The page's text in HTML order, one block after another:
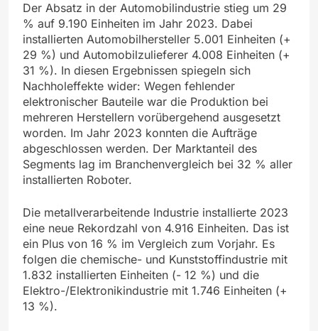
Der Absatz in der Automobilindustrie stieg um 29
% auf 9.190 Einheiten im Jahr 2023. Dabei
installierten Automobilhersteller 5.001 Einheiten (+
29 %) und Automobilzulieferer 4.008 Einheiten (+
31 %). In diesen Ergebnissen spiegeln sich
Nachholeffekte wider: Wegen fehlender
elektronischer Bauteile war die Produktion bei
mehreren Herstellern vorübergehend ausgesetzt
worden. Im Jahr 2023 konnten die Aufträge
abgeschlossen werden. Der Marktanteil des
Segments lag im Branchenvergleich bei 32 % aller
installierten Roboter.
Die metallverarbeitende Industrie installierte 2023
eine neue Rekordzahl von 4.916 Einheiten. Das ist
ein Plus von 16 % im Vergleich zum Vorjahr. Es
folgen die chemische- und Kunststoffindustrie mit
1.832 installierten Einheiten (- 12 %) und die
Elektro-/Elektronikindustrie mit 1.746 Einheiten (+
13 %).